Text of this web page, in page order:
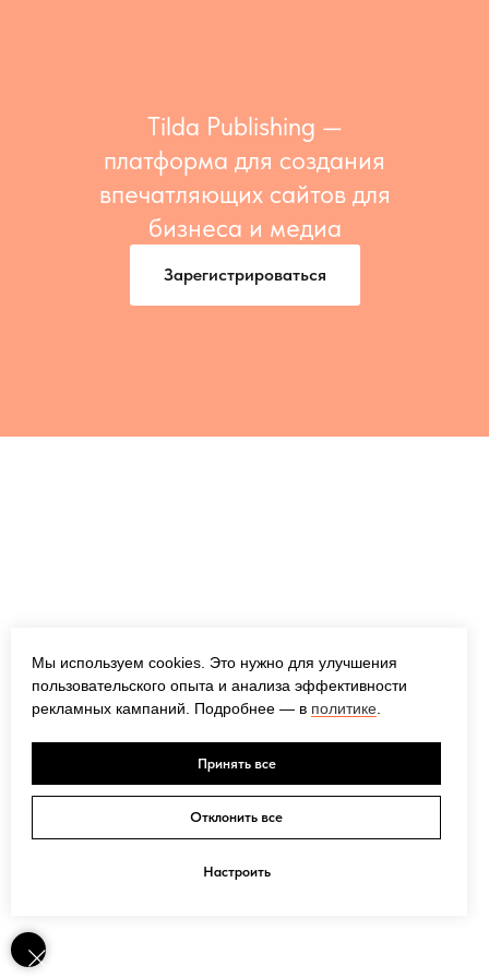
Tilda Publishing —
платформа для создания
впечатляющих сайтов для
бизнеса и медиа
Зарегистрироваться
Мы используем cookies. Это нужно для улучшения
пользовательского опыта и анализа эффективности
рекламных кампаний. Подробнее — в политике
Принять все
Отклонить все
Настроить